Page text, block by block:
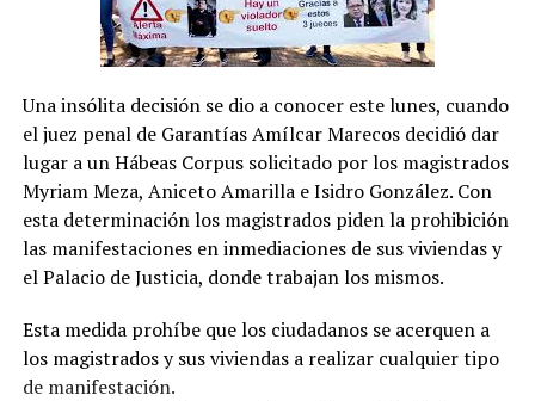
Una insólita decisión se dio a conocer este lunes, cuando
el juez penal de Garantías Amílcar Marecos decidió dar
lugar a un Hábeas Corpus solicitado por los magistrados
Myriam Meza, Aniceto Amarilla e Isidro González. Con
esta determinación los magistrados piden la prohibición
las manifestaciones en inmediaciones de sus viviendas y
el Palacio de Justicia, donde trabajan los mismos.
Esta medida prohíbe que los ciudadanos se acerquen a
los magistrados y sus viviendas a realizar cualquier tipo
de manifestación.